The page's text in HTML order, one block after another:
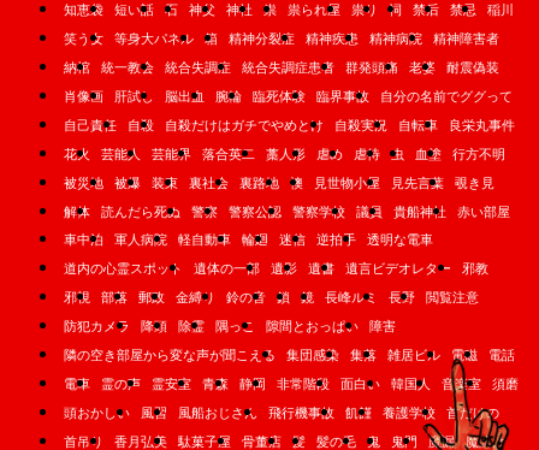
知恵袋
短い話 石 神父 神社 祟 祟られ屋 祟り 祠 禁后 禁忌
稲川
笑う女
等身大パネル 箱 精神分裂症 精神疾患 精神病院
精神障害者
納棺
統一教会 統合失調症 統合失調症患者 群発頭痛 老婆
耐震偽装
肖像画
肝試し 脳出血 腕輪 臨死体験 臨界事故
自分の名前でググって
自己責任
自殺 自殺だけはガチでやめとけ 自殺実況 自転車
良栄丸事件
花火
芸能人 芸能界 落合英二 藁人形 虐め 虐待 虫 血塗
行方不明
被災地
被爆 装束 裏社会 裏路地 襖 見世物小屋 見先言葉
覗き見
解体
読んだら死ぬ 警察 警察公認 警察学校 議員 貴船神社
赤い部屋
車中泊
軍人病院 軽自動車 輪廻 迷信 逆拍手
透明な電車
道内の心霊スポット
遺体の一部 遺影 遺書 遺言ビデオレター
邪教
邪視
部落 郵政 金縛り 鈴の音 鎖 鏡 長峰ルミ 長野
閲覧注意
防犯カメラ
降頭 除霊 隅っこ 隙間とおっぱい
障害
隣の空き部屋から変な声が聞こえる
集団感染 集落 雑居ビル 電磁
電話
電車
霊の声 霊安室 青森 静岡 非常階段 面白い 韓国人 音楽室
須磨
頭おかしい
風習 風船おじさん 飛行機事故 飢饉 養護学校
首だけの
首吊り
香月弘美 駄菓子屋 骨董店 髪 髪の毛 鬼 鬼門 魔漏 魔除け